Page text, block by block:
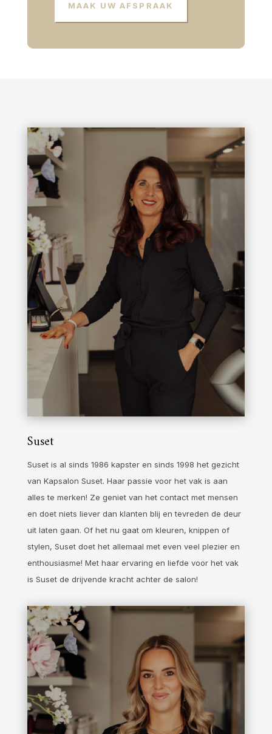
MAAK UW AFSPRAAK
Suset
Suset is al sinds 1986 kapster en sinds 1998 het gezicht
van Kapsalon Suset. Haar passie voor het vak is aan
alles te merken! Ze geniet van het contact met mensen
en doet niets liever dan klanten blij en tevreden de deur
uit laten gaan. Of het nu gaat om kleuren, knippen of
stylen, Suset doet het allemaal met even veel plezier en
enthousiasme! Met haar ervaring en liefde voor het vak
is Suset de drijvende kracht achter de salon!